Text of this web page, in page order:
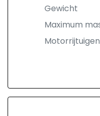
Gewicht
Maximum